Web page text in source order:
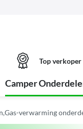
Top verkoper
Camper
verwarming